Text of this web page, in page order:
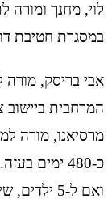
לוי, מחנך ומורה
במסגרת חטיבת
אבי בריסק,
המרחבית
מרסיאנו, מורה
כ-480